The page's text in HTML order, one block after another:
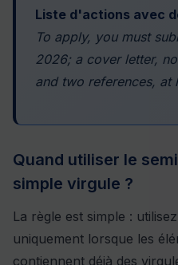
Liste d'actions avec
To apply, you must
2026; a cover letter,
and two references, at
Quand utiliser le
simple virgule ?
La règle est simple :
uniquement lorsque les
contiennent déjà des